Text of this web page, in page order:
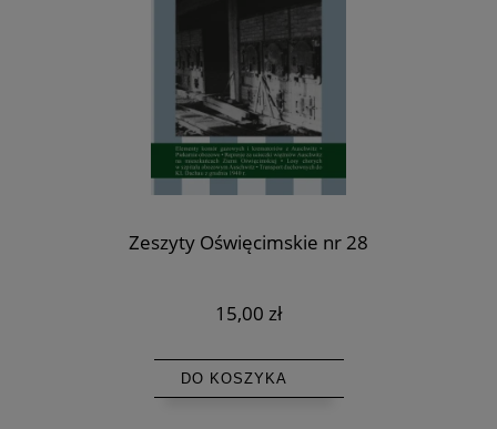
Zeszyty Oświęcimskie nr 28
15,00 zł
DO KOSZYKA